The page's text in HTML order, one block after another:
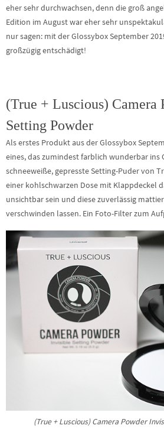
eher sehr durchwachsen, denn die groß
Edition im August war eher sehr
nur sagen: mit der Glossybox September
großzügig entschädigt!
(True + Luscious) Camera
Setting Powder
Als erstes Produkt aus der Glossybox
eines, das zumindest farblich wunderbar ins
schneeweiße, gepresste Setting-Puder von
einer kohlschwarzen Dose mit Klappdeckel
unsichtbar sein und diese zuverlässig
verschwinden lassen. Ein Foto-Filter zum
(True + Luscious) Camera Powder